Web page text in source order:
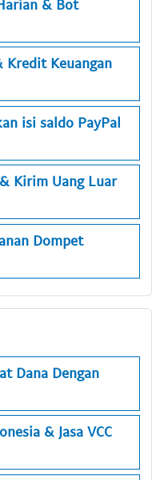
& Bot
Kredit Keuangan
isi saldo PayPal
Kirim Uang Luar
Dompet
Dana Dengan
& Jasa VCC